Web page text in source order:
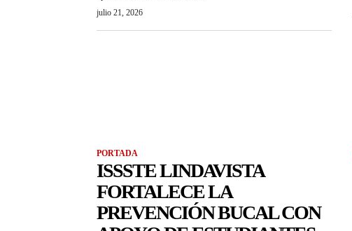
julio 21, 2026
PORTADA
ISSSTE LINDAVISTA
FORTALECE LA
PREVENCIÓN BUCAL CON